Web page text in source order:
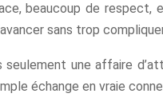
beaucoup de
sans trop
une affaire
échange en vraie